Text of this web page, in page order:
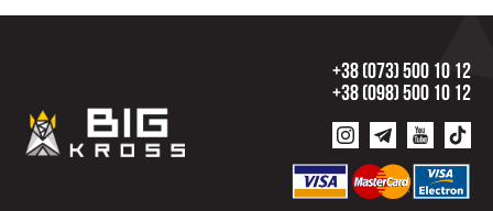
+38 (073) 500 10 12
+38 (098) 500 10 12